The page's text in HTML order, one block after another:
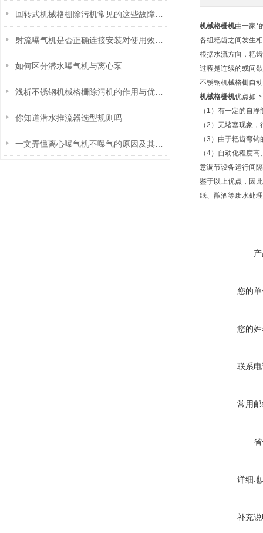
如何区分潜水曝气机与离心泵
你知道潜水推流器选型规则吗
机械格栅机由一家*
各组耙齿之间发生
根据水流方向，耙
过程是连续的或间
不锈钢机械格栅自
机械格栅机优点如
（1）有一定的自
（2）无堵塞现象
（3）由于耙齿弯
（4）自动化程度
意调节设备运行间
鉴于以上优点，因
纸、酿酒等废水处
您的
您的
联系
常用
详细
补充